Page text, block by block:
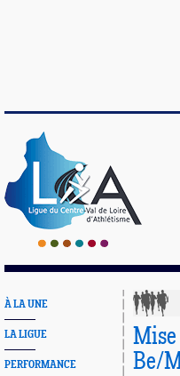
À LA UNE
LA LIGUE
PERFORMANCE
Be/